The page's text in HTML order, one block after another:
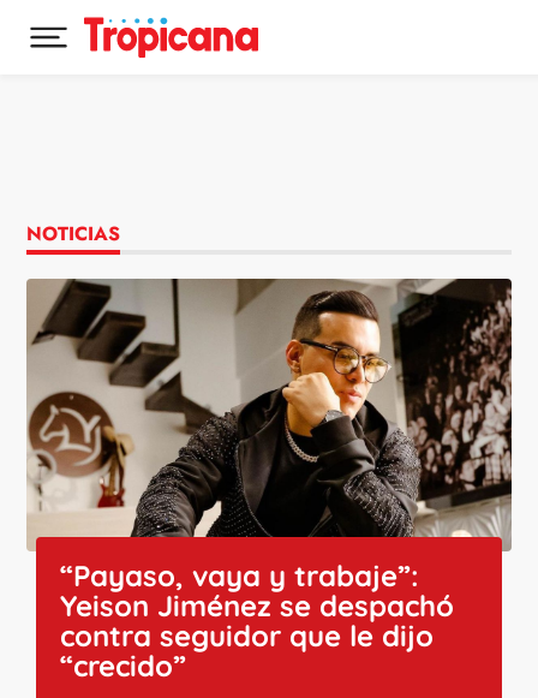
Desplegar menú principal
NOTICIAS
“Payaso, vaya y trabaje”:
Yeison Jiménez se despachó
contra seguidor que le dijo
“crecido”